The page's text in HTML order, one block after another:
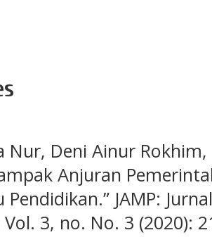
Nur, Deni Ainur
Anjuran
Pendidikan.” JAMP:
3, no. No. 3 (2020):